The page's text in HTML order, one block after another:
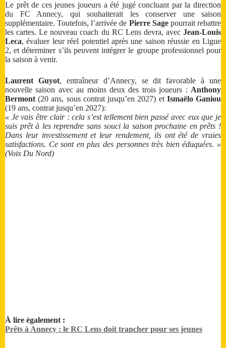
Le prêt de ces jeunes joueurs a été jugé concluant par la direction
du FC Annecy, qui souhaiterait les conserver une saison
supplémentaire. Toutefois, l’arrivée de Pierre Sagepourrait rebattre
les cartes. Le nouveau coach du RC Lens devra, avec Jean-Louis
Leca, évaluer leur réel potentiel après une saison réussie en Ligue
2, et déterminer s’ils peuvent intégrer le groupe professionnel pour
la saison à venir.
Laurent Guyot, entraîneur d’Annecy, se dit favorable à une
nouvelle saison avec au moins deux des trois joueurs : Anthony
Bermont (20 ans, sous contrat jusqu’en 2027) et Ismaëlo Ganiou
(19 ans, contrat jusqu’en 2027):
« Je vais être clair : cela s’est tellement bien passé avec eux que je
suis prêt à les reprendre sans souci la saison prochaine en prêts !
Dans leur investissement et leur rendement, ils ont été de vraies
satisfactions. Ce sont en plus des personnes très bien éduquées. »
(Voix Du Nord)
À lire également :
Prêts à Annecy : le RC Lens doit trancher pour ses jeunes